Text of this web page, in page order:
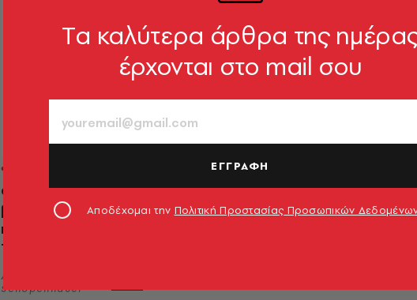
ΦΙΛΟΣΟΦΙΑ
Ο κόσμος ως
βούληση και
παράσταση
Τόμος Β
Arthur
Schopenhauer
Tα καλύτερα άρθρα της
έρχονται στο mail σου
ΕΓΓΡΑΦΗ
Αποδέχομαι την Πολιτική Προστασίας Προσωπικών